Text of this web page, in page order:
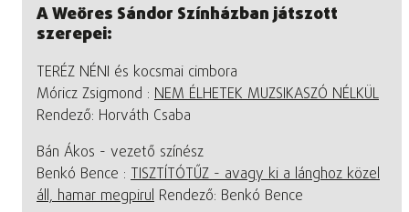
A Weöres Sándor Színházban játszott
szerepei:
TERÉZ NÉNI és kocsmai cimbora
Móricz Zsigmond : NEM ÉLHETEK MUZSIKASZÓ NÉLKÜL
Rendező: Horváth Csaba
Bán Ákos - vezető színész
Benkó Bence : TISZTÍTÓTŰZ - avagy ki a lánghoz közel
áll, hamar megpirul Rendező: Benkó Bence